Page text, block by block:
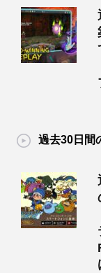
過去30日間